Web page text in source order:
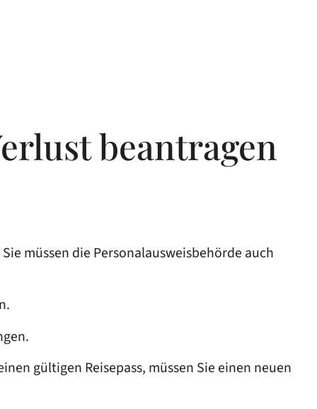
beantragen
müssen die Personalausweisbehörde auch
gültigen Reisepass, müssen Sie einen neuen